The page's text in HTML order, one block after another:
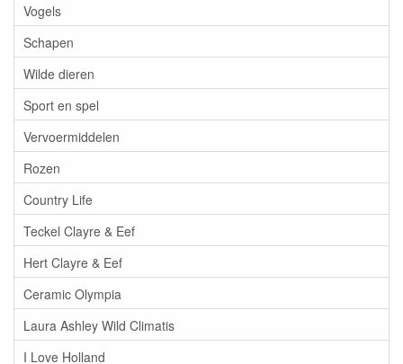
Vogels
Schapen
Wilde dieren
Sport en spel
Vervoermiddelen
Rozen
Country Life
Teckel Clayre & Eef
Hert Clayre & Eef
Ceramic Olympia
Laura Ashley Wild Climatis
I Love Holland